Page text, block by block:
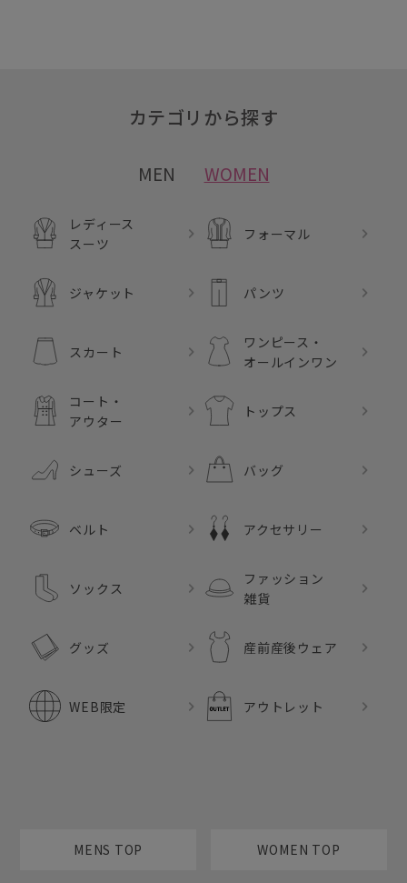
カテゴリから探す
MEN WOMEN
レディース
スーツ
フォーマル
ジャケット パンツ
スカート
ワンピース・
オールインワン
コート・
アウター
トップス
シューズ バッグ
ベルト アクセサリー
ソックス
ファッション
雑貨
グッズ 産前産後ウェア
WEB限定 アウトレット
MENS TOP WOMEN TOP